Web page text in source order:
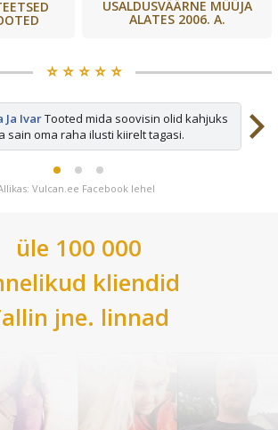
USALDUSVÄÄRNE MÜÜJA
ALATES 2006. A.
⭐️ ⭐️ ⭐️ ⭐️ ⭐️
Ja IvarTooted mida soovisin olid kahjuks
sain oma raha ilusti kiirelt tagasi.
Vulcan.ee Facebook lehel
üle 100 000
kliendid
jne. linnad